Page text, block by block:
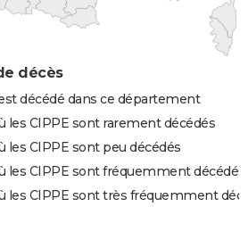
décès
décédé dans ce département
les CIPPE sont rarement décédés
les CIPPE sont peu décédés
les CIPPE sont fréquemment décédés
les CIPPE sont très fréquemment